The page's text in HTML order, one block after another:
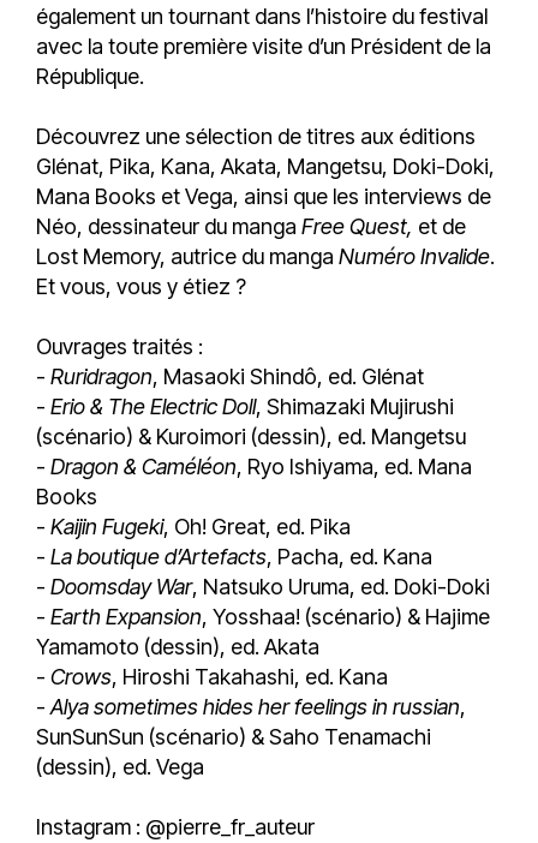
également un tournant dans l’histoire du festival
avec la toute première visite d’un Président de la
République.
Découvrez une sélection de titres aux éditions
Glénat, Pika, Kana, Akata, Mangetsu, Doki-Doki,
Mana Books et Vega, ainsi que les interviews de
Néo, dessinateur du manga Free Quest, et de
Lost Memory, autrice du manga Numéro Invalide.
Et vous, vous y étiez ?
Ouvrages traités :
- Ruridragon, Masaoki Shindô, ed. Glénat
- Erio & The Electric Doll, Shimazaki Mujirushi
(scénario) & Kuroimori (dessin), ed. Mangetsu
- Dragon & Caméléon, Ryo Ishiyama, ed. Mana
Books
- Kaijin Fugeki, Oh! Great, ed. Pika
- La boutique d’Artefacts, Pacha, ed. Kana
- Doomsday War, Natsuko Uruma, ed. Doki-Doki
- Earth Expansion, Yosshaa! (scénario) & Hajime
Yamamoto (dessin), ed. Akata
- Crows, Hiroshi Takahashi, ed. Kana
- Alya sometimes hides her feelings in russian,
SunSunSun (scénario) & Saho Tenamachi
(dessin), ed. Vega
Instagram : @pierre_fr_auteur